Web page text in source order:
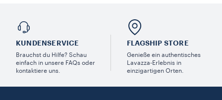
KUNDENSERVICE​
Brauchst du Hilfe? Schau
einfach in unsere FAQs oder
kontaktiere uns.
FLAGSHIP STORE
Genieße ein authentisches
Lavazza-Erlebnis in
einzigartigen Orten.